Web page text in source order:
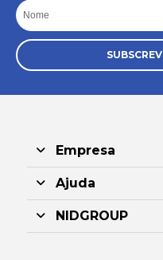
Nome
Empresa
Ajuda
NIDGROUP